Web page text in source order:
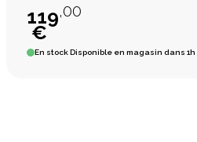
119,00
€
En stock Disponible en magasin dans